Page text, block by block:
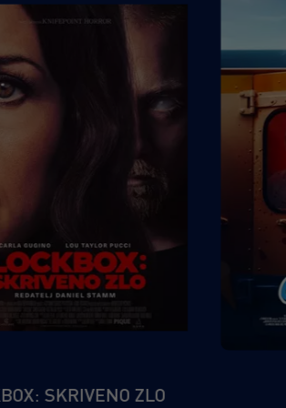
SKRIVENO ZLO